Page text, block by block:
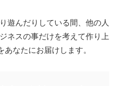
遊んだりしている間、他の人
ネスの事だけを考えて作り上
なたにお届けします。